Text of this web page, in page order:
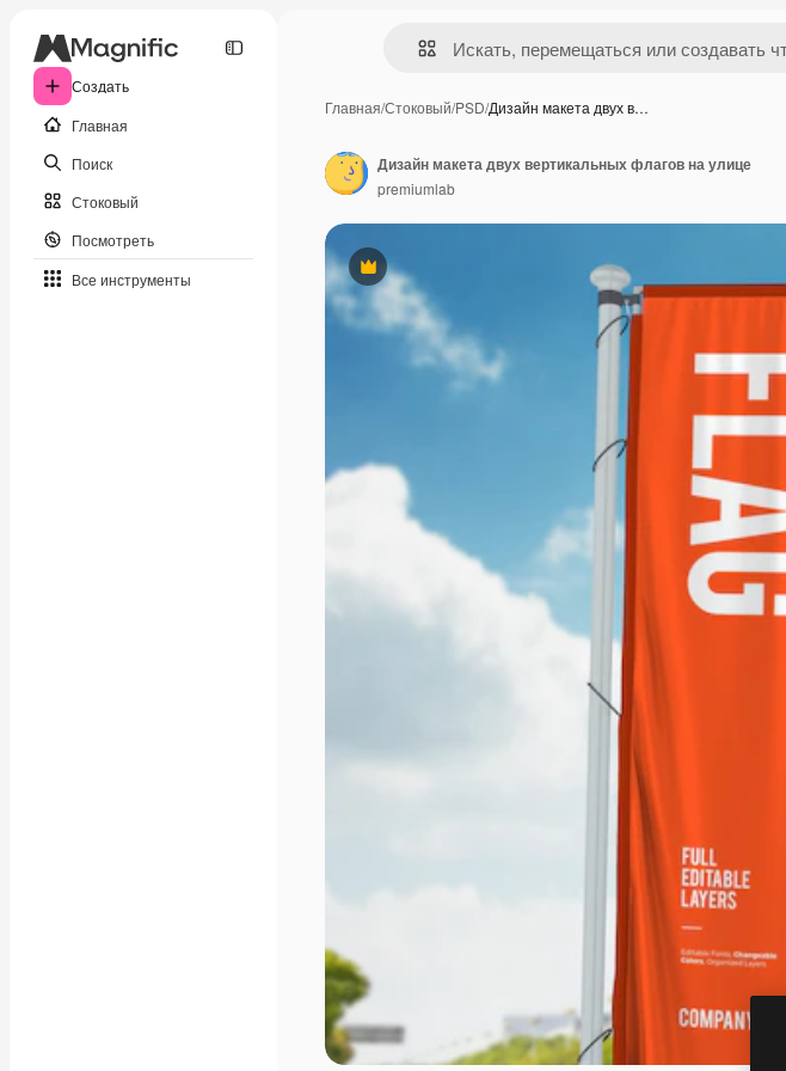
Создать
Главная
Поиск
Стоковый
Посмотреть
Все инструменты
Главная/Стоковый/PSD/Дизайн макета двух в…
Премиум
Дизайн макета двух вертикальных флагов на улице
premiumlab